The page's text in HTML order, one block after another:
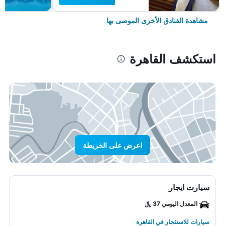
مشاهدة الفنادق الأخرى الموصى بها
استكشف القاهرة
اعرض على الخريطة
سيارت ايجار
المعدل اليومي 37 ﷼
سيارات للاستئجار في القاهرة